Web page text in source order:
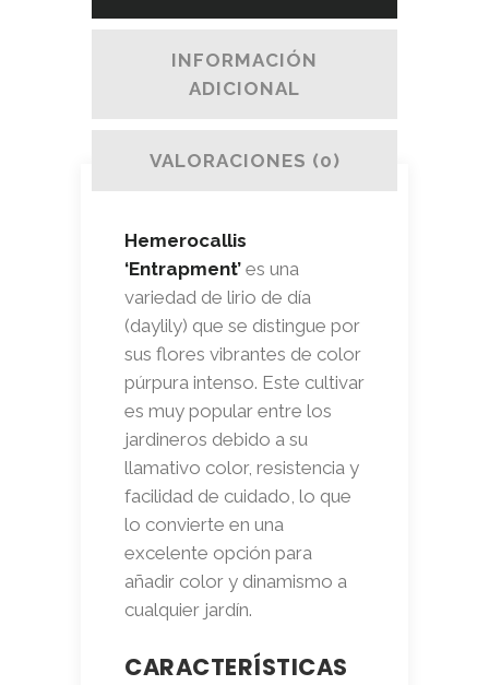
INFORMACIÓN
ADICIONAL
VALORACIONES (0)
Hemerocallis
‘Entrapment’ es una
variedad de lirio de día
(daylily) que se distingue por
sus flores vibrantes de color
púrpura intenso. Este cultivar
es muy popular entre los
jardineros debido a su
llamativo color, resistencia y
facilidad de cuidado, lo que
lo convierte en una
excelente opción para
añadir color y dinamismo a
cualquier jardín.
CARACTERÍSTICAS